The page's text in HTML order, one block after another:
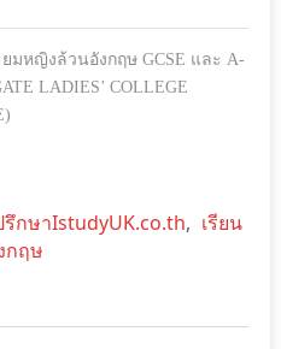
มหญิงล้วนอังกฤษ GCSE และ A-
LADIES’ COLLEGE
กษาIstudyUK.co.th, เรียน
กฤษ